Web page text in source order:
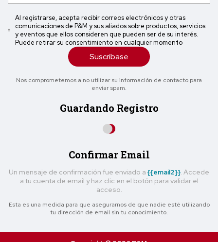
Al registrarse, acepta recibir correos electrónicos y otras
comunicaciones de P&M y sus aliados sobre productos, servicios
y eventos que ellos consideren que pueden ser de su interés.
Puede retirar su consentimiento en cualquier momento
Suscríbase
Nos comprometemos a no utilizar su información de contacto para
enviar spam.
Guardando Registro
Confirmar Email
Un mensaje de confirmación fue enviado a {{email2}}. Accede
a tu cuenta de email y haz clic en el botón para validar el
acceso.
Esta es una medida para que asegurarnos de que nadie esté utilizando
tu dirección de email sin tu conocimiento.